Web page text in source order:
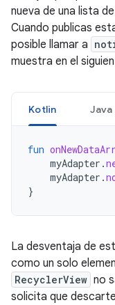
nueva de una lista
Cuando publicas
posible llamar a
muestra en el
Kotlin Java
fun
myAdapter .
myAdapter .
}
La desventaja de
como un solo
RecyclerView no
solicita que